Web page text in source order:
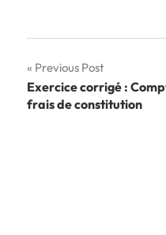
Navigation
de
Previous Post
Exercice corrigé :
frais de constitution